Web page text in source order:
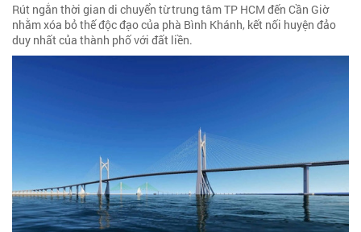
Rút ngắn thời gian di chuyển từ trung tâm TP HCM đến Cần Giờ
nhằm xóa bỏ thế độc đạo của phà Bình Khánh, kết nối huyện đảo
duy nhất của thành phố với đất liền.